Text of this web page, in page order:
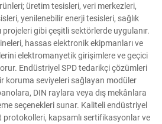
üretim tesisleri, veri merkezleri,
yenilenebilir enerji tesisleri, sağlık
projeleri gibi çeşitli sektörlerde uygulanır.
hassas elektronik ekipmanları ve
elektromanyetik girişimlere ve geçici
Endüstriyel SPD tedarikçi çözümleri
koruma seviyeleri sağlayan modüler
DIN raylara veya dış mekânlara
seçenekleri sunar. Kaliteli endüstriyel
protokolleri, kapsamlı sertifikasyonlar ve